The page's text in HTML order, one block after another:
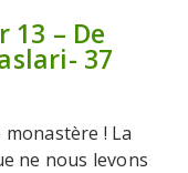
13 – De
37
! La
ne nous levons